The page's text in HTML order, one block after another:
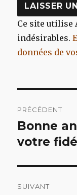
Ce site utilise
indésirables.
données de
de
l’article
PRÉCÉDENT
Article
précédent :
Bonne
votre
SUIVANT